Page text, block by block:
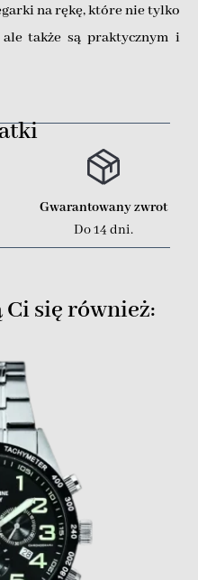
na rękę, które nie tylko
także są praktycznym i
Gwarantowany zwrot
Do 14 dni.
się również: